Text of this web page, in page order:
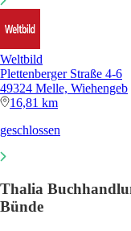
Weltbild
Plettenberger Straße 4-6
49324 Melle, Wiehengeb
16,81 km
geschlossen
Thalia
Bünde